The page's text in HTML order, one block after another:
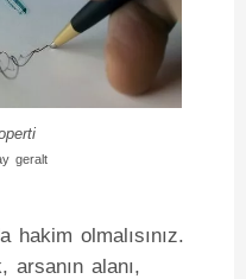
geralt
hakim olmalısınız.
arsanın alanı,